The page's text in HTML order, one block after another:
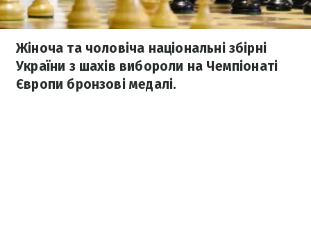
Жіноча та чоловіча національні збірні
України з шахів вибороли на Чемпіонаті
Європи бронзові медалі.